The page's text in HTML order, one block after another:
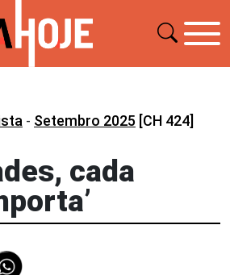
- Setembro 2025 [CH 424]
cada